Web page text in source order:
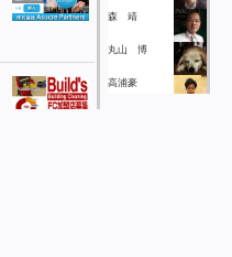
森 靖
丸山 博
高浦豪